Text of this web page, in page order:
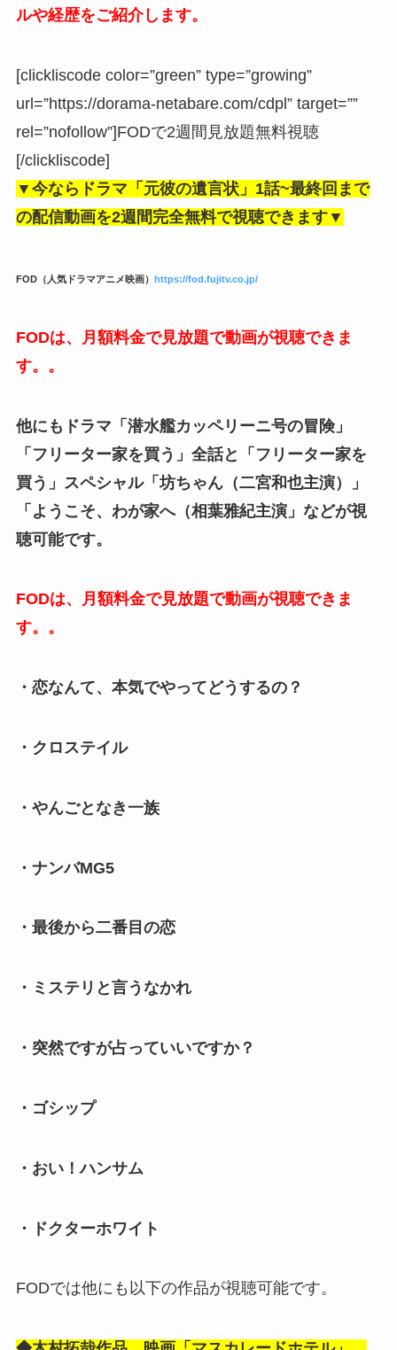
ルや経歴をご紹介します。
[clickliscode color=”green” type=”growing”
url=”https://dorama-netabare.com/cdpl” target=””
rel=”nofollow”]FODで2週間見放題無料視聴
[/clickliscode]
▼今ならドラマ「元彼の遺言状」1話~最終回まで
の配信動画を2週間完全無料で視聴できます▼
FOD（人気ドラマアニメ映画） https://fod.fujitv.co.jp/
FODは、月額料金で見放題で動画が視聴できま
す。。
他にもドラマ「潜水艦カッペリーニ号の冒険」
「フリーター家を買う」全話と「フリーター家を
買う」スペシャル「坊ちゃん（二宮和也主演）」
「ようこそ、わが家へ（相葉雅紀主演」などが視
聴可能です。
FODは、月額料金で見放題で動画が視聴できま
す。。
・恋なんて、本気でやってどうするの？
・クロステイル
・やんごとなき一族
・ナンバMG5
・最後から二番目の恋
・ミステリと言うなかれ
・突然ですが占っていいですか？
・ゴシップ
・おい！ハンサム
・ドクターホワイト
FODでは他にも以下の作品が視聴可能です。